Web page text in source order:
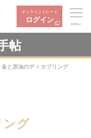
オンライントレード
ログイン
MENU
帖
金と原油のディカプリング
ング